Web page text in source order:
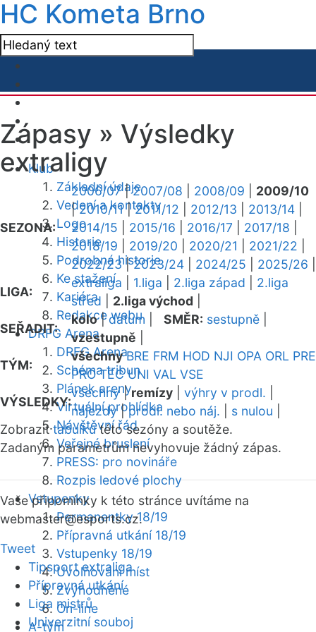
HC Kometa Brno
Klub
Základní údaje
Vedení a kontakty
Logo
Historie
Podrobná historie
Ke stažení
Kariéra
Redakce webu
DRFG Arena
DRFG Arena
Schéma tribun
Plánek areny
Virtuální prohlídka
Návštěvní řád
Veřejné bruslení
PRESS: pro novináře
Rozpis ledové plochy
Vstupenky
Permanentky 18/19
Přípravná utkání 18/19
Vstupenky 18/19
Uvolňování míst
Zvýhodněné
On-line
A-tým
Zápasy » Výsledky
extraligy
SEZONA:
2006/07|2007/08 2008/09
2009/10
|2010/11|2011/12 2012/13 2013/14
2014/15
2015/16 2016/17 2017/18
2018/19
2019/20 2020/21 2021/22
2022/23|2023/24 2024/25 2025/26
LIGA:
extraliga 1.liga 2.liga západ
2.liga
střed
2.liga východ
SEŘADIT:
kolo|datum SMĚR: sestupně
vzestupně
TÝM:
všechny BRE FRM HOD NJI OPA ORL PRE
PRO TEC UNI VAL VSE
VÝSLEDKY:
všechny|remízy výhry v prodl.
nájezdy|prodl. nebo náj. s nulou
Zobrazittabulkutéto sezóny a soutěže.
Zadaným parametrům nevyhovuje žádný zápas.
Vaše připomínky k této stránce uvítáme na
webmaster@esports.cz.
Tweet
Tipsport extraliga
Přípravná utkání
Liga mistrů
Univerzitní souboj